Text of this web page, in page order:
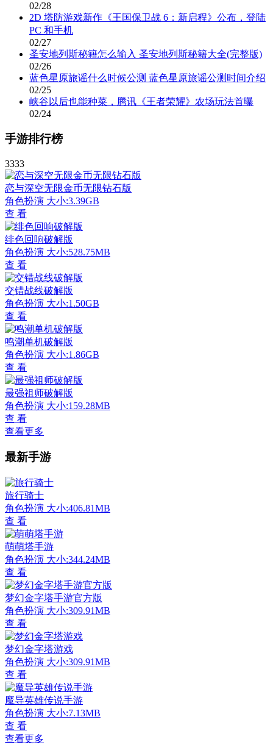
02/28
2D 塔防游戏新作《王国保卫战 6：新启程》公布，登陆
PC 和手机
02/27
圣安地列斯秘籍怎么输入 圣安地列斯秘籍大全(完整版)
02/26
蓝色星原旅谣什么时候公测 蓝色星原旅谣公测时间介绍
02/25
峡谷以后也能种菜，腾讯《王者荣耀》农场玩法首曝
02/24
手游排行榜
3333
恋与深空无限金币无限钻石版
角色扮演 大小:3.39GB
查 看
绯色回响破解版
角色扮演 大小:528.75MB
查 看
交错战线破解版
角色扮演 大小:1.50GB
查 看
鸣潮单机破解版
角色扮演 大小:1.86GB
查 看
最强祖师破解版
角色扮演 大小:159.28MB
查 看
查看更多
最新手游
旅行骑士
角色扮演 大小:406.81MB
查 看
萌萌塔手游
角色扮演 大小:344.24MB
查 看
梦幻金字塔手游官方版
角色扮演 大小:309.91MB
查 看
梦幻金字塔游戏
角色扮演 大小:309.91MB
查 看
魔导英雄传说手游
角色扮演 大小:7.13MB
查 看
查看更多